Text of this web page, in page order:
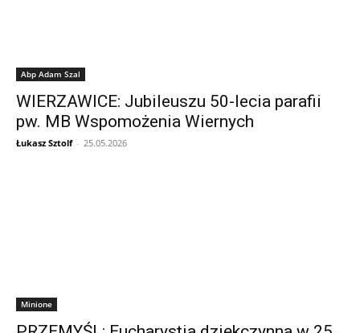
Abp Adam Szal
WIERZAWICE: Jubileuszu 50-lecia parafii
pw. MB Wspomożenia Wiernych
Łukasz Sztolf - 25.05.2026
Minione